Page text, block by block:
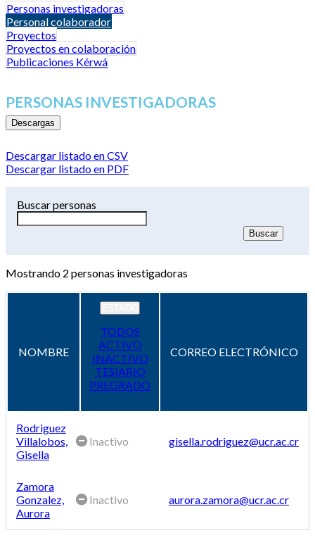
Personas investigadoras
Personal colaborador
Proyectos
Proyectos en colaboración
Publicaciones Kérwá
PERSONAS INVESTIGADORAS
Descargas
Descargar listado en CSV
Descargar listado en PDF
Buscar personas
Mostrando 2 personas investigadoras
NOMBRE
TODOS
ACTIVO
INACTIVO
TESIARIO
PREGRADO
CORREO ELECTRÓNICO
Rodriguez
Villalobos,
Gisella
Inactivo gisella.rodriguez@ucr.ac.cr
Zamora
Gonzalez,
Aurora
Inactivo aurora.zamora@ucr.ac.cr